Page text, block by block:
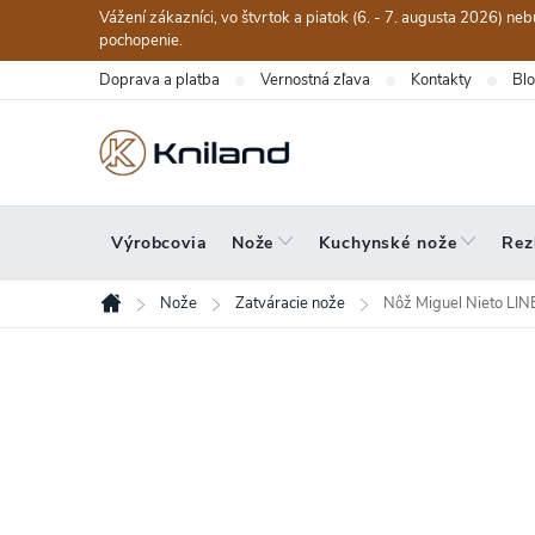
obsah
Vážení zákazníci, vo štvrtok a piatok (6. - 7. augusta 2026)
pochopenie.
Doprava a platba Vernostná zľava Kontakty
Výrobcovia Nože Kuchynské nože
Domov
Nože Zatváracie nože Nôž Miguel Nieto